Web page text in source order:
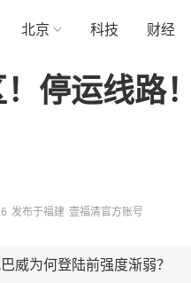
北京 科技 财经
停运线路
发布于福建 壹福清官方账号
威为何登陆前强度渐弱？